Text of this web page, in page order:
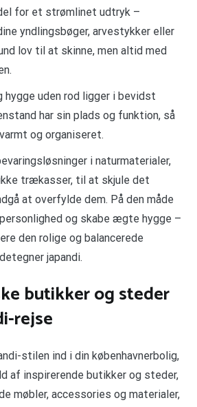
for et strømlinet udtryk –
yndlingsbøger, arvestykker eller
lov til at skinne, men altid med
hygge uden rod ligger i bevidst
har sin plads og funktion, så
og organiseret.
i naturmaterialer,
trækasser, til at skjule det
at overfylde dem. På den måde
og skabe ægte hygge –
den rolige og balancerede
japandi.
butikker og steder
rejse
stilen ind i din københavnerbolig,
af inspirerende butikker og steder,
møbler, accessories og materialer,